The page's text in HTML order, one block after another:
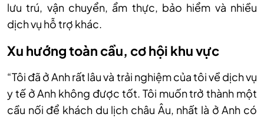
lưu trú, vận chuyển, ẩm thực, bảo hiểm và nhiều
dịch vụ hỗ trợ khác.
Xu hướng toàn cầu, cơ hội khu vực
“Tôi đã ở Anh rất lâu và trải nghiệm của tôi về dịch vụ
y tế ở Anh không được tốt. Tôi muốn trở thành một
cầu nối để khách du lịch châu Âu, nhất là ở Anh có